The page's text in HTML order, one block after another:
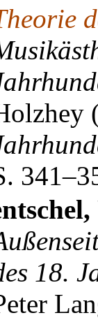
18.